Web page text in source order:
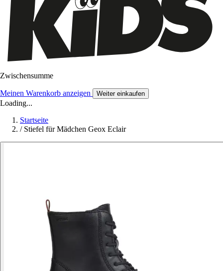
Zwischensumme
Meinen Warenkorb anzeigen Weiter einkaufen
Loading...
Startseite
/ Stiefel für Mädchen Geox Eclair